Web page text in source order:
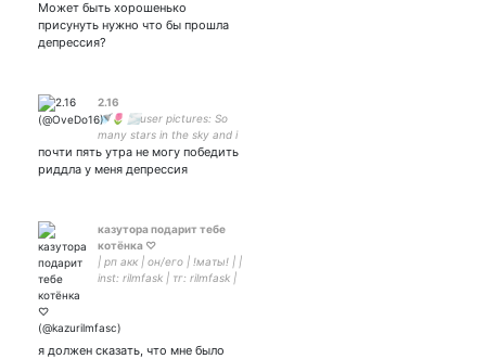
Может быть хорошенько
присунуть нужно что бы прошла
депрессия?
2.16
🚿🌷 🌫️user pictures: So
many stars in the sky and i
don't know why they always
have to fall on me.
почти пять утра не могу победить
риддла у меня депрессия
казутора подарит тебе
котёнка ♡︎
| рп акк | он/его | !маты! | |
inst: rilmfask | тг: rilmfask |
я должен сказать, что мне было